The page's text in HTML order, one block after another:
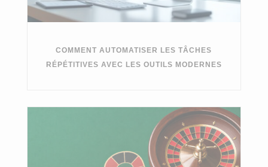
COMMENT AUTOMATISER LES TÂCHES
RÉPÉTITIVES AVEC LES OUTILS MODERNES